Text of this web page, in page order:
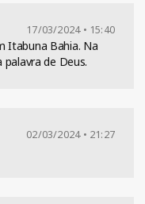
17/03/2024 • 15:40
Itabuna Bahia. Na
de Deus.
02/03/2024 • 21:27